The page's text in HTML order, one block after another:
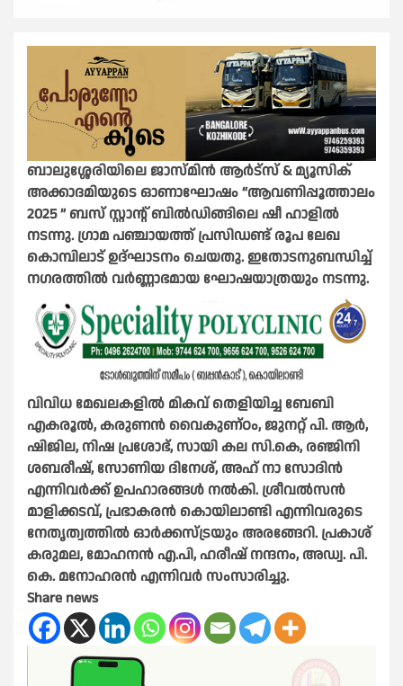
ബാലുശ്ശേരിയിലെ ജാസ്മിൻ ആർട്സ് & മ്യൂസിക്
അക്കാദമിയുടെ ഓണാഘോഷം “ആവണിപ്പൂത്താലം
2025 ” ബസ് സ്റ്റാൻ്റ് ബിൽഡിങ്ങിലെ ഷീ ഹാളിൽ
നടന്നു. ഗ്രാമ പഞ്ചായത്ത് പ്രസിഡണ്ട് രൂപ ലേഖ
കൊമ്പിലാട് ഉദ്ഘാടനം ചെയതു. ഇതോടനുബന്ധിച്ച്
നഗരത്തിൽ വർണ്ണാഭമായ ഘോഷയാത്രയും നടന്നു.
വിവിധ മേഖലകളിൽ മികവ് തെളിയിച്ച ബേബി
എകരൂൽ, കരുണൻ വൈകുണ്ഠം, ജുനറ്റ് പി. ആർ,
ഷിജില, നിഷ പ്രശോഭ്, സായി കല സി.കെ, രഞ്ജിനി
ശബരീഷ്, സോണിയ ദിനേശ്, അഹ് നാ സോദിൻ
എന്നിവർക്ക് ഉപഹാരങ്ങൾ നൽകി. ശ്രീവൽസൻ
മാളിക്കടവ്, പ്രഭാകരൻ കൊയിലാണ്ടി എന്നിവരുടെ
നേതൃത്വത്തിൽ ഓർക്കസ്ട്രയും അരങ്ങേറി. പ്രകാശ്
കരുമല, മോഹനൻ എ.പി, ഹരീഷ് നന്ദനം, അഡ്വ. പി.
കെ. മനോഹരൻ എന്നിവർ സംസാരിച്ചു.
Share news